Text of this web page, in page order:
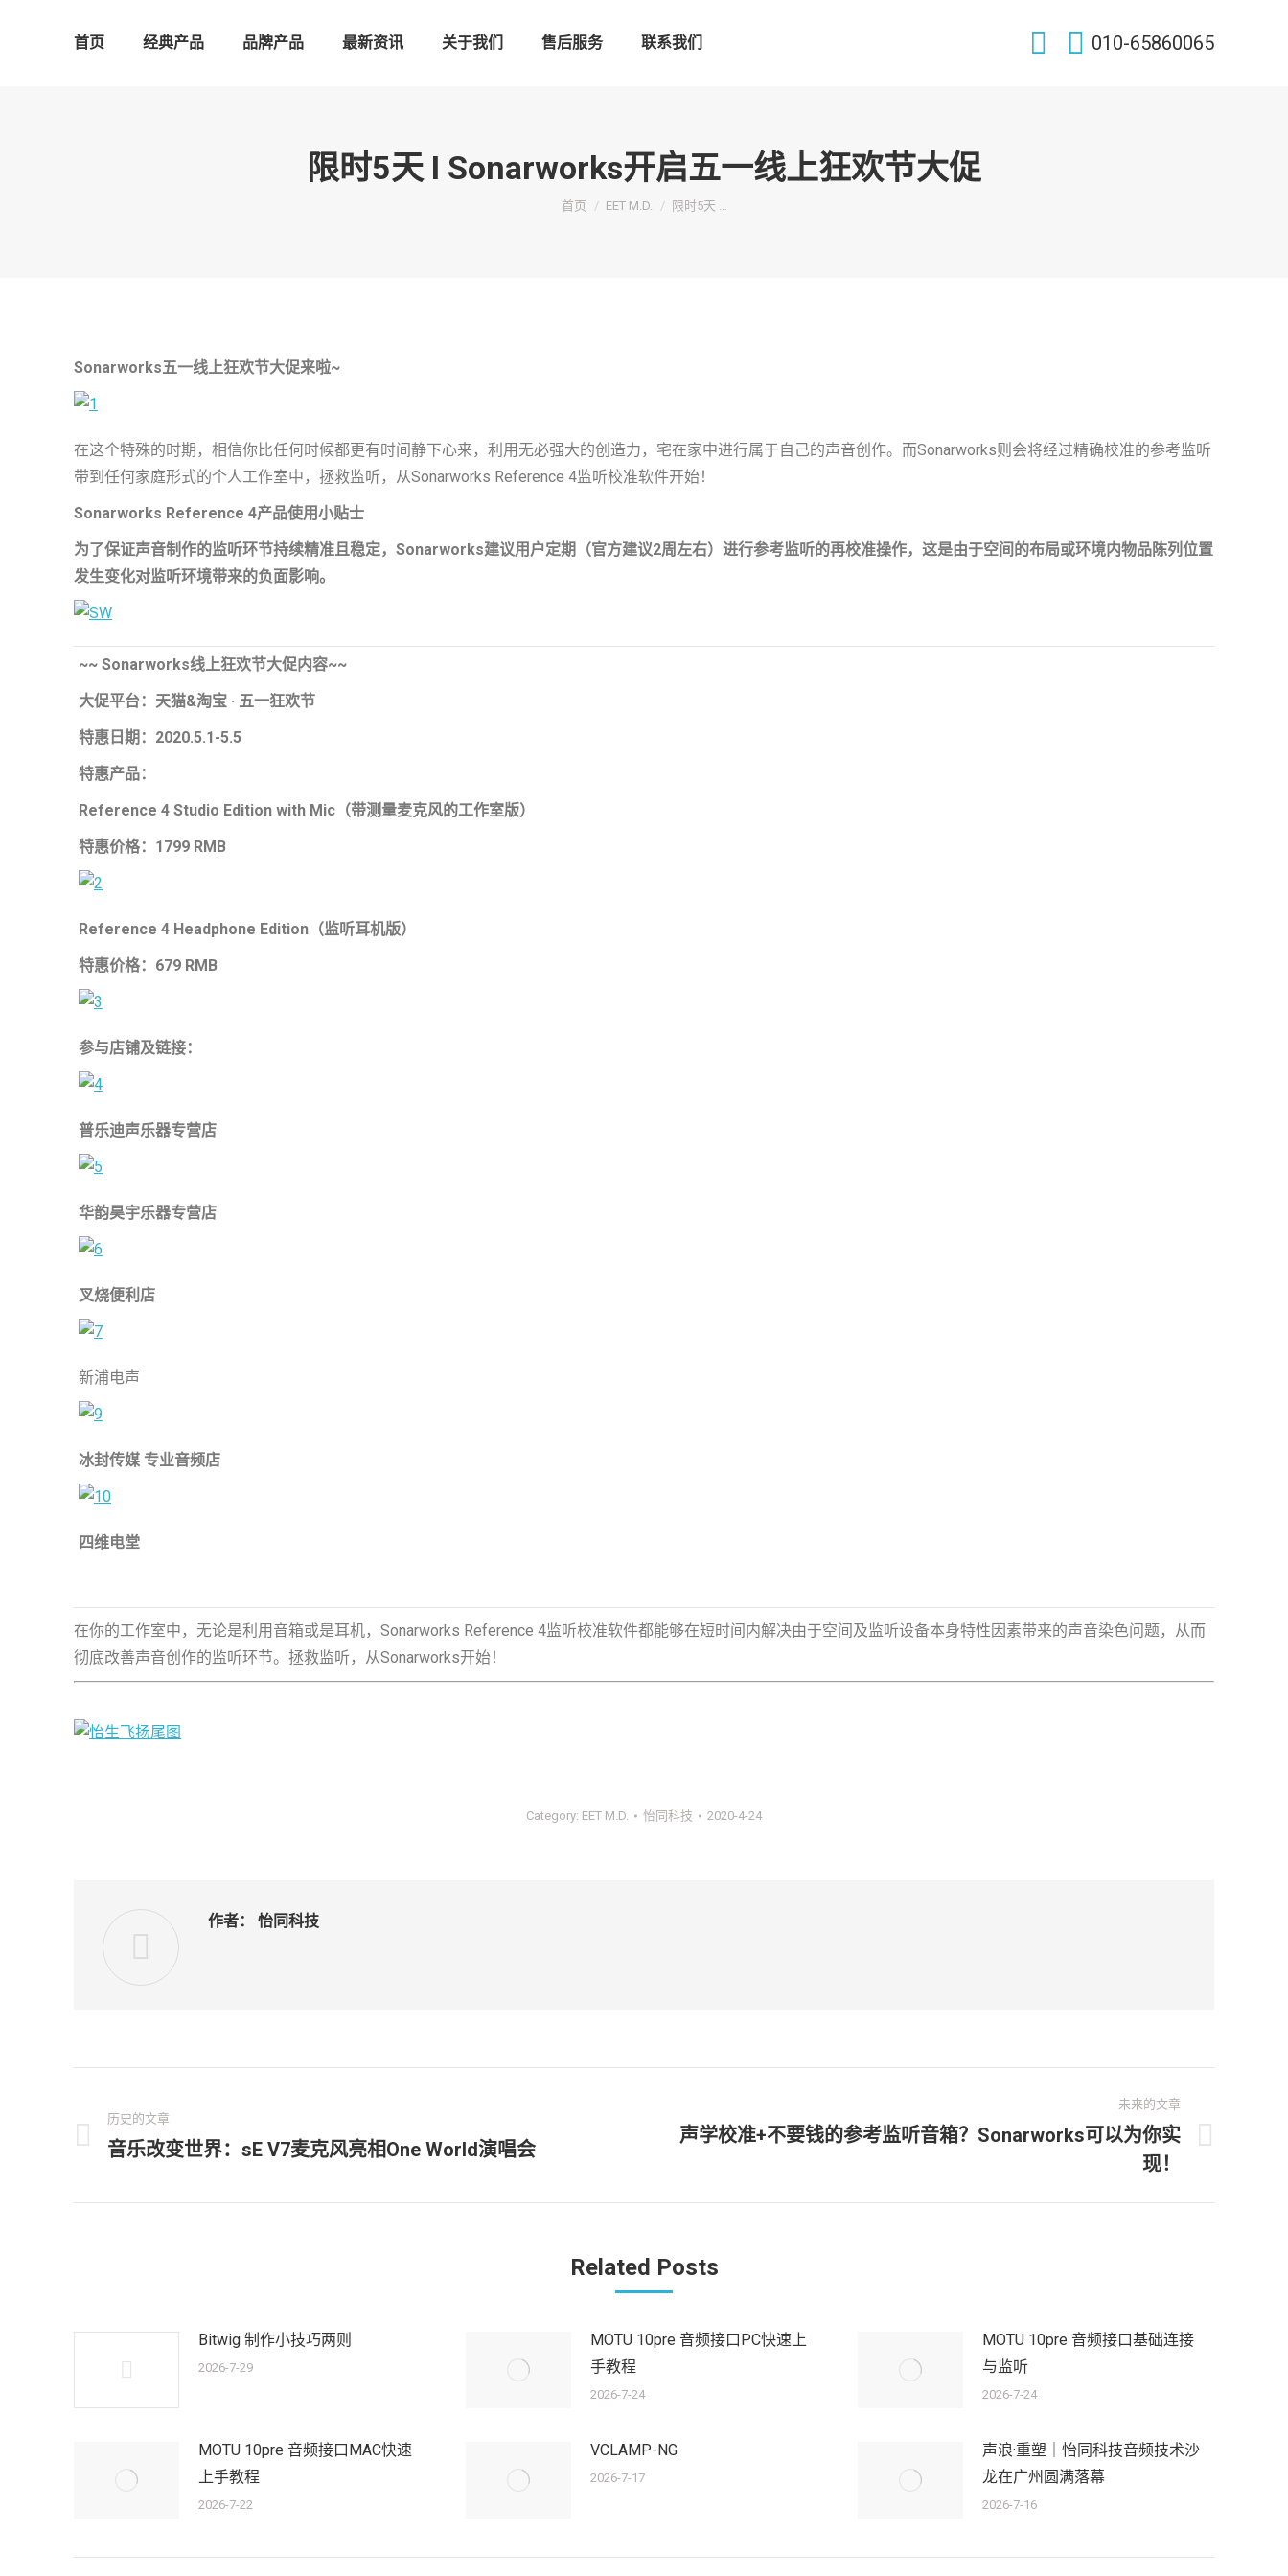
首页 经典产品 品牌产品 最新资讯 关于我们 售后服务 联系我们 010-65860065
限时5天 Ι Sonarworks开启五一线上狂欢节大促
您在这里：
首页 EET M.D. 限时5天 …
Sonarworks五一线上狂欢节大促来啦~
在这个特殊的时期，相信你比任何时候都更有时间静下心来，利用无必强大的创造力，宅在家中进行属于自己的声音创作。而Sonarworks则会将经过精确校准的参考监听
带到任何家庭形式的个人工作室中，拯救监听，从Sonarworks Reference 4监听校准软件开始！
Sonarworks Reference 4产品使用小贴士
为了保证声音制作的监听环节持续精准且稳定，Sonarworks建议用户定期（官方建议2周左右）进行参考监听的再校准操作，这是由于空间的布局或环境内物品陈列位置
发生变化对监听环境带来的负面影响。
~~ Sonarworks线上狂欢节大促内容~~
大促平台：天猫&淘宝 · 五一狂欢节
特惠日期：2020.5.1-5.5
特惠产品：
Reference 4 Studio Edition with Mic （带测量麦克风的工作室版）
特惠价格：1799 RMB
Reference 4 Headphone Edition （监听耳机版）
特惠价格：679 RMB
参与店铺及链接：
普乐迪声乐器专营店
华韵昊宇乐器专营店
叉烧便利店
新浦电声
冰封传媒 专业音频店
四维电堂
在你的工作室中，无论是利用音箱或是耳机，Sonarworks Reference 4监听校准软件都能够在短时间内解决由于空间及监听设备本身特性因素带来的声音染色问题，从而
彻底改善声音创作的监听环节。拯救监听，从Sonarworks开始！
Category: EET M.D. 怡同科技 2020-4-24
作者： 怡同科技
章
航
历史的文章
历
的
音乐改变世界：sE V7麦克风亮相One World演唱会
未来的文章
未
的
声学校准+不要钱的参考监听音箱？Sonarworks可以为你实
现！
Related Posts
Bitwig 制作小技巧两则
2026-7-29
MOTU 10pre 音频接口PC快速上
手教程
2026-7-24
MOTU 10pre 音频接口基础连接
与监听
2026-7-24
MOTU 10pre 音频接口MAC快速
上手教程
2026-7-22
VCLAMP-NG
2026-7-17
声浪·重塑｜怡同科技音频技术沙
龙在广州圆满落幕
2026-7-16